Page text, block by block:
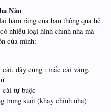
Nào
hàm răng của bạn thông qua hệ
nhiều loại hình chỉnh nha mà
của mình:
cài, dây cung : mắc cài vàng,
cài tự buộc
trong suốt (khay chỉnh nha)